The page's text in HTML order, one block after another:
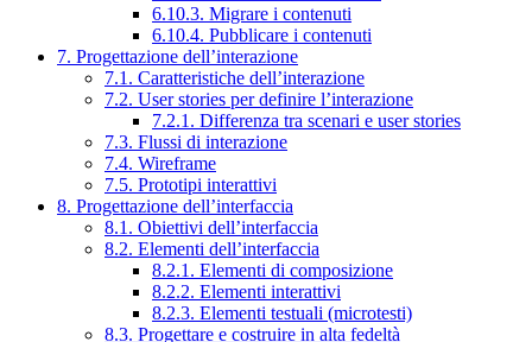
6.10.3. Migrare i contenuti
6.10.4. Pubblicare i contenuti
7. Progettazione dell’interazione
7.1. Caratteristiche dell’interazione
7.2. User stories per definire l’interazione
7.2.1. Differenza tra scenari e user stories
7.3. Flussi di interazione
7.4. Wireframe
7.5. Prototipi interattivi
8. Progettazione dell’interfaccia
8.1. Obiettivi dell’interfaccia
8.2. Elementi dell’interfaccia
8.2.1. Elementi di composizione
8.2.2. Elementi interattivi
8.2.3. Elementi testuali (microtesti)
8.3. Progettare e costruire in alta fedeltà